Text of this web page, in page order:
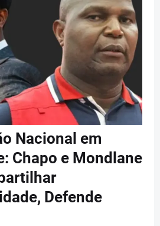
Nacional em
Chapo e Mondlane
Defende